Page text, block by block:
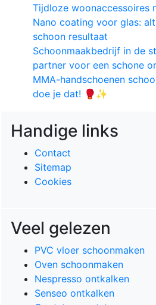
Tijdloze woonaccessoires
Nano coating voor glas:
schoon resultaat
Schoonmaakbedrijf in de
partner voor een schone
MMA-handschoenen
doe je dat! 🥊✨
Handige links
Contact
Sitemap
Cookies
Veel gelezen
PVC vloer schoonmaken
Oven schoonmaken
Nespresso ontkalken
Senseo ontkalken